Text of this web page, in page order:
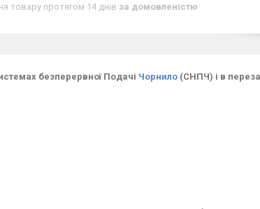
товару протягом 14 днів за домовленістю
безперервної Подачі Чорнило (СНПЧ) і в